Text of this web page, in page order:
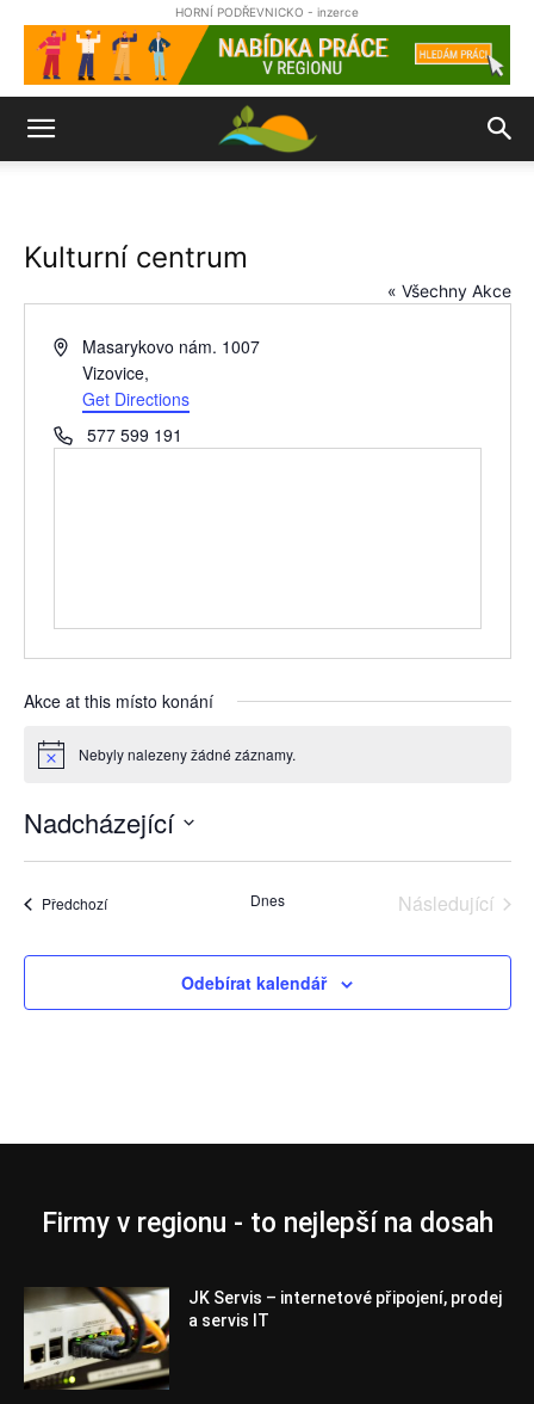
HORNÍ PODŘEVNICKO - inzerce
Kulturní centrum
« Všechny Akce
AddressMasarykovo nám. 1007
Vizovice,
Get Directions
Phone577 599 191
Akce at this místo konání
Notice Nebyly nalezeny žádné záznamy.
Nadcházející
PředchozíAkce Dnes
Následující
Odebírat kalendář
Firmy v regionu - to nejlepší na dosah
JK Servis – internetové připojení, prodej
a servis IT